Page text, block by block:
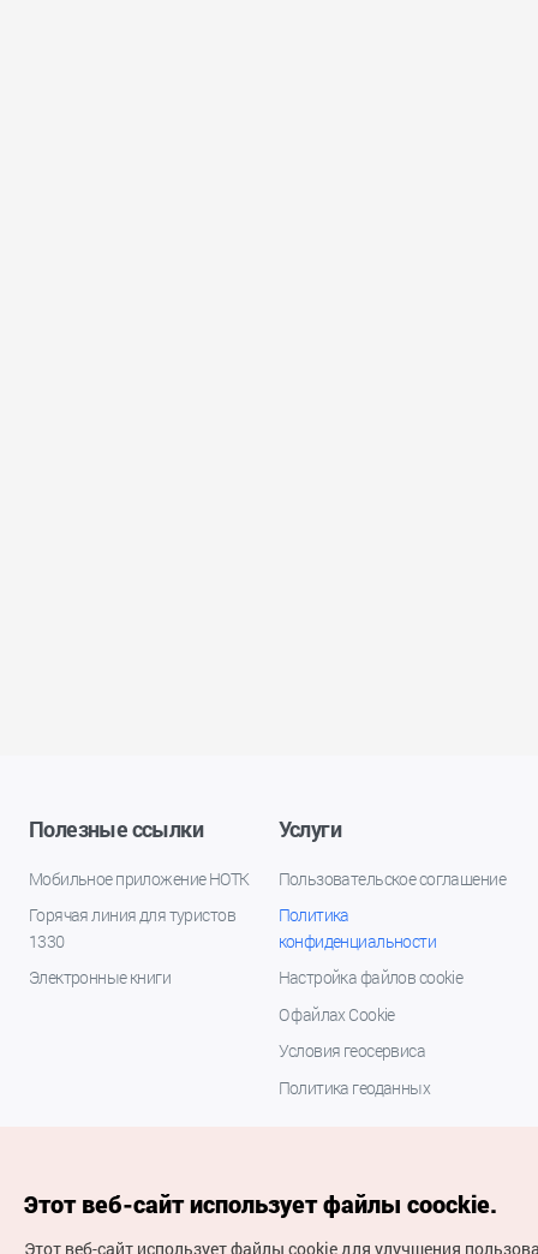
Полезные ссылки
Мобильное приложение НОТК
Горячая линия для туристов
1330
Электронные книги
Услуги
Пользовательское соглашение
Политика
конфиденциальности
Настройка файлов cookie
О файлах Cookie
Условия геосервиса
Политика геоданных
Этот веб-сайт использует файлы coockie.
Этот веб-сайт использует файлы cookie для улучшения